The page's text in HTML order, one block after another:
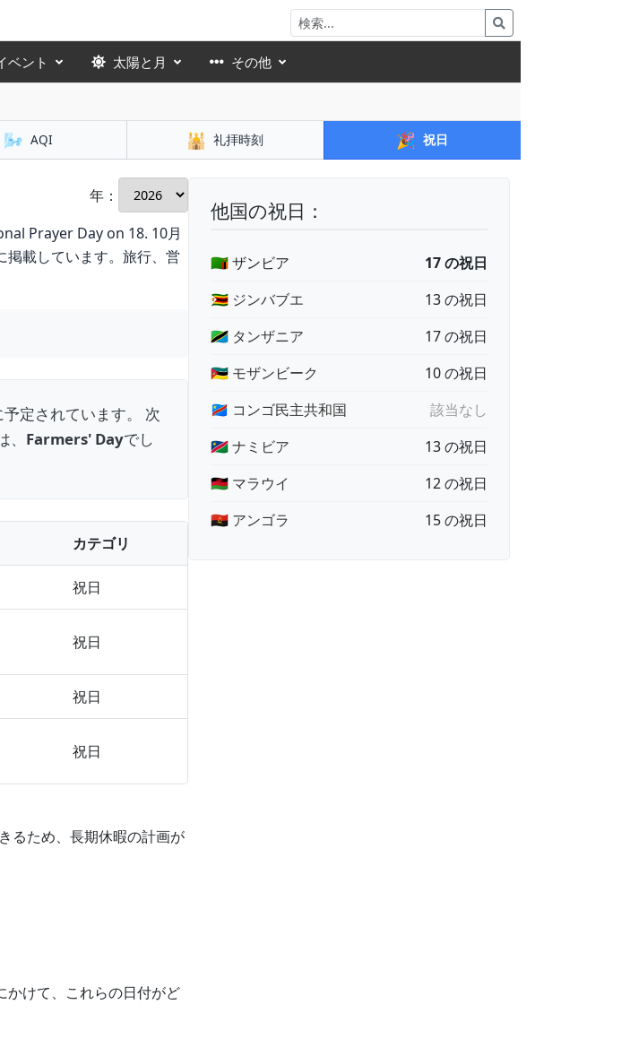
ベント 太陽と月 その他
🌬️ AQI 🕌 礼拝時刻 🎉 祝日
年：
Prayer Day on 18. 10月
掲載しています。旅行、営
定されています。 次
Farmers' Dayでし
カテゴリ
祝日
祝日
祝日
祝日
るため、長期休暇の計画が
かけて、これらの日付がど
他国の祝日：
🇿🇲 ザンビア
17 の祝日
🇿🇼 ジンバブエ
13 の祝日
🇹🇿 タンザニア
17 の祝日
🇲🇿 モザンビーク
10 の祝日
🇨🇩 コンゴ民主共和国
該当なし
🇳🇦 ナミビア
13 の祝日
🇲🇼 マラウイ
12 の祝日
🇦🇴 アンゴラ
15 の祝日